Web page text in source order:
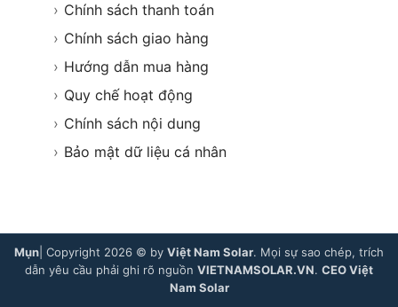
› Chính sách thanh toán
› Chính sách giao hàng
› Hướng dẫn mua hàng
› Quy chế hoạt động
› Chính sách nội dung
› Bảo mật dữ liệu cá nhân
Mụn | Copyright 2026 © by Việt Nam Solar. Mọi sự sao chép, trích
dẫn yêu cầu phải ghi rõ nguồn VIETNAMSOLAR.VN. CEO Việt
Nam Solar